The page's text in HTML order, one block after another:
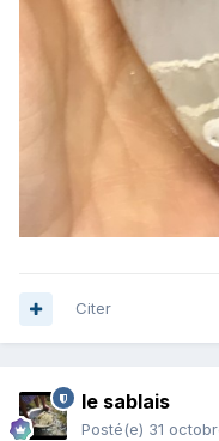
Citer
le sablais
Posté(e) 31